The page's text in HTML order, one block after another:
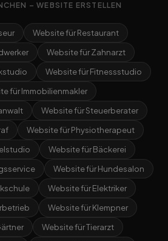
– WEBSITE ERSTELLEN
Website für Restaurant
Website für Zahnarzt
Website für Fitnessstudio
für Immobilienmakler
Website für Steuerberater
Website für Physiotherapeut
Website für Bäckerei
Website für Hundesalon
Website für Elektriker
Website für Klempner
Website für Tierarzt